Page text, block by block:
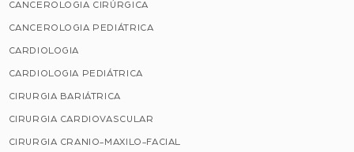
CANCEROLOGIA CIRÚRGICA
CANCEROLOGIA PEDIÁTRICA
CARDIOLOGIA
CARDIOLOGIA PEDIÁTRICA
CIRURGIA BARIÁTRICA
CIRURGIA CARDIOVASCULAR
CIRURGIA CRANIO-MAXILO-FACIAL